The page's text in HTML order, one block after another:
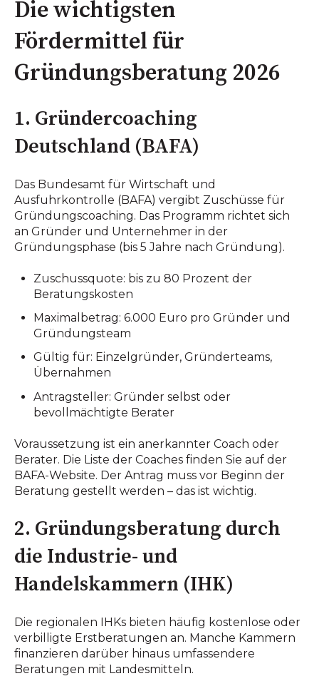
Die wichtigsten
Fördermittel für
Gründungsberatung 2026
1. Gründercoaching
Deutschland (BAFA)
Das Bundesamt für Wirtschaft und
Ausfuhrkontrolle (BAFA) vergibt Zuschüsse für
Gründungscoaching. Das Programm richtet sich
an Gründer und Unternehmer in der
Gründungsphase (bis 5 Jahre nach Gründung).
Zuschussquote: bis zu 80 Prozent der
Beratungskosten
Maximalbetrag: 6.000 Euro pro Gründer und
Gründungsteam
Gültig für: Einzelgründer, Gründerteams,
Übernahmen
Antragsteller: Gründer selbst oder
bevollmächtigte Berater
Voraussetzung ist ein anerkannter Coach oder
Berater. Die Liste der Coaches finden Sie auf der
BAFA-Website. Der Antrag muss vor Beginn der
Beratung gestellt werden – das ist wichtig.
2. Gründungsberatung durch
die Industrie- und
Handelskammern (IHK)
Die regionalen IHKs bieten häufig kostenlose oder
verbilligte Erstberatungen an. Manche Kammern
finanzieren darüber hinaus umfassendere
Beratungen mit Landesmitteln.